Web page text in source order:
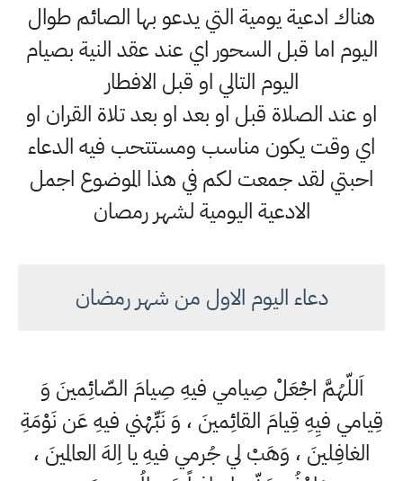
هناك ادعية يومية التي يدعو بها الصائم طوال
اليوم اما قبل السحور اي عند عقد النية بصيام
اليوم التالي او قبل الافطار
او عند الصلاة قبل او بعد او بعد تلاة القران او
اي وقت يكون مناسب ومستتحب فيه الدعاء
احبتي لقد جمعت لكم في هذا الموضوع اجمل
الادعية اليومية لشهر رمصان
دعاء اليوم الاول من شهر رمضان
اَللّهُمَّ اجْعَلْ صِيامي فيهِ صِيامَ الصّائِمينَ وَ
قِيامي فيِهِ قِيامَ القائِمينَ ، وَ نَبِّهْني فيهِ عَن نَوْمَةِ
الغافِلينَ ، وَهَبْ لي جُرمي فيهِ يا اِلهَ العالمينَ ،